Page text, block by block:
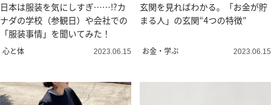
日本は服装を気にしすぎ……⁉カ
ナダの学校（参観日）や会社での
「服装事情」を聞いてみた！
心と体 2023.06.15
玄関を見ればわかる。「お金が貯
まる人」の玄関“4つの特徴”
お金・学ぶ 2023.06.15